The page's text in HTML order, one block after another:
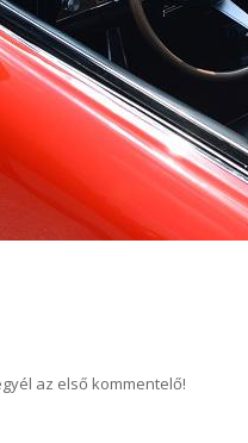
az első kommentelő!